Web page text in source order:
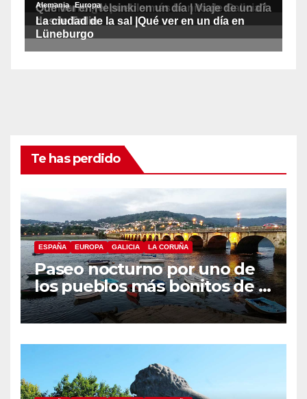
Te has perdido
ESPAÑA EUROPA GALICIA LA CORUÑA
Paseo nocturno por uno de
los pueblos más bonitos de A
Coruña, Puentedeume